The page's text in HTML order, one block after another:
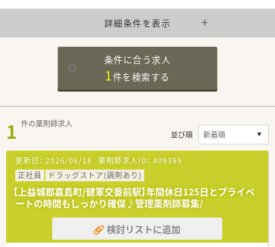
詳細条件を表示
条件に合う求人
1件を検索する
1 件の薬剤師求人
並び順
更新日： 2026/06/18 薬剤師求人ID： 409399
正社員
ドラッグストア(調剤あり)
【上益城郡嘉島町/健軍交番前駅】年間休日125日とプライベ
ートの時間もしっかり確保♪管理薬剤師募集/
検討リストに追加